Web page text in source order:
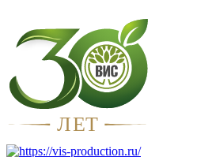
ЛЕТ